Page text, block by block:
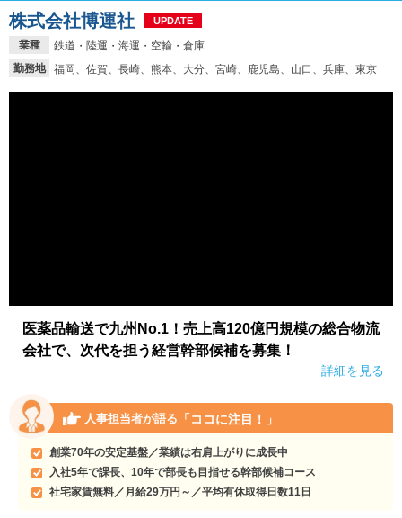
業種
鉄道・陸運・海運・空輸・倉庫
勤務地
福岡、佐賀、長崎、熊本、大分、宮崎、鹿児島、山口、兵庫、東京
株式会社博運社 UPDATE
医薬品輸送で九州No.1！売上高120億円規模の総合物流
会社で、次代を担う経営幹部候補を募集！
詳細を見る
人事担当者が語る 「ココに注目！」
創業70年の安定基盤／業績は右肩上がりに成長中
入社5年で課長、10年で部長も目指せる幹部候補コース
社宅家賃無料／月給29万円～／平均有休取得日数11日